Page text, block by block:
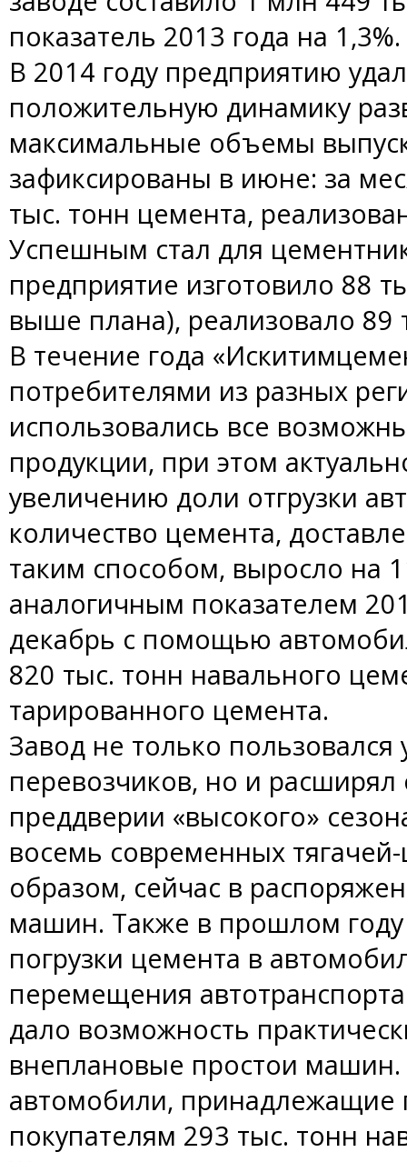
показатель 2013 года на 1,3%.
В 2014 году предприятию
положительную динамику
максимальные объемы
зафиксированы в июне: за
тыс. тонн цемента,
Успешным стал для
предприятие изготовило 88
выше плана), реализовало 89
В течение года
потребителями из разных
использовались все
продукции, при этом
увеличению доли отгрузки
количество цемента,
таким способом, выросло на
аналогичным показателем
декабрь с помощью
820 тыс. тонн навального
тарированного цемента.
Завод не только пользовался
перевозчиков, но и расширял
преддверии «высокого»
восемь современных
образом, сейчас в
машин. Также в прошлом
погрузки цемента в
перемещения
дало возможность
внеплановые простои машин.
автомобили, принадлежащие
покупателям 293 тыс. тонн